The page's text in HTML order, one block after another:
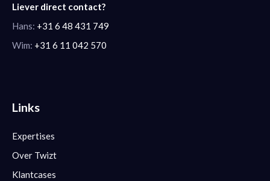
Liever direct contact?
Hans: +31 6 48 431 749
Wim: +31 6 11 042 570
Links
Expertises
Over Twizt
Klantcases